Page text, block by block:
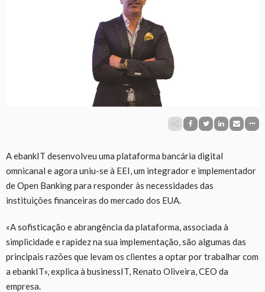
A ebankIT desenvolveu uma plataforma bancária digital
omnicanal e agora uniu-se à EEI, um integrador e implementador
de Open Banking para responder às necessidades das
instituições financeiras do mercado dos EUA.
«A sofisticação e abrangência da plataforma, associada à
simplicidade e rapidez na sua implementação, são algumas das
principais razões que levam os clientes a optar por trabalhar com
a ebankIT», explica à businessIT, Renato Oliveira, CEO da
empresa.